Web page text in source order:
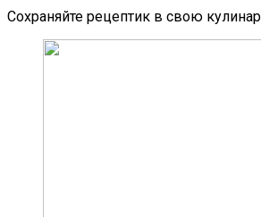
Сохраняйте рецептик в свою